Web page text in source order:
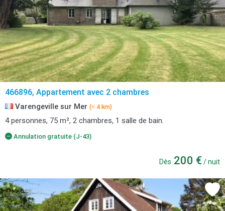
466896, Appartement avec 2 chambres
Varengeville sur Mer (≈ 4 km)
4 personnes, 75 m², 2 chambres, 1 salle de bain.
Annulation gratuite (J-43)
Dès 200 € / nuit